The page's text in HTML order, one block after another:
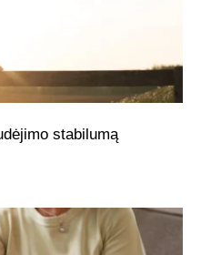
stabilumą